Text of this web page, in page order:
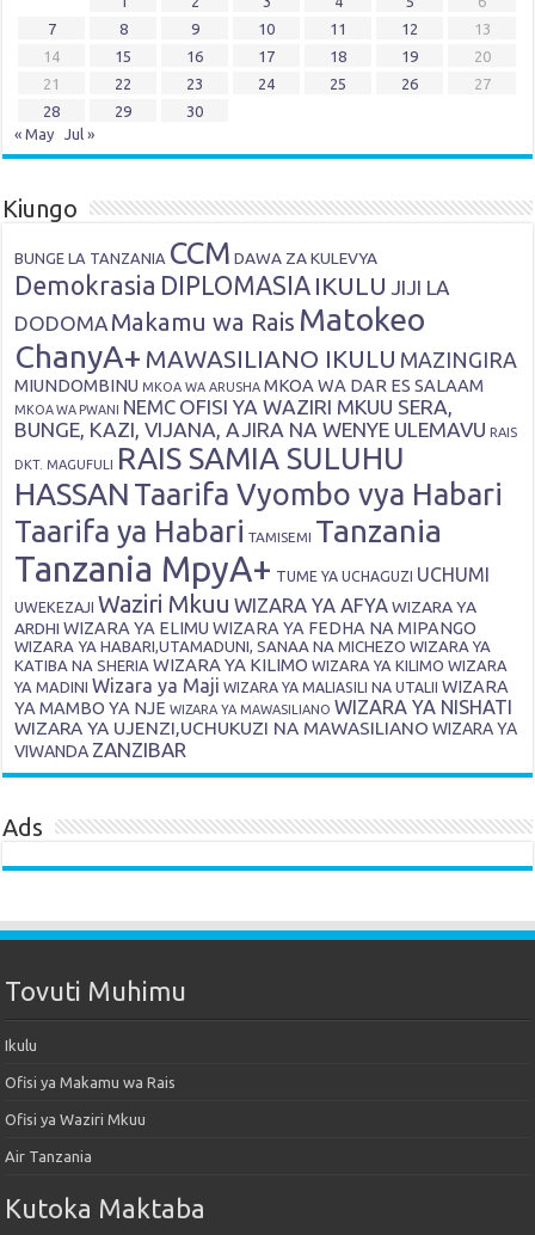
7
8 9 10 11 12
13
14
15 16 17 18 19
20
21
22 23 24 25 26
27
28
29
30
« May
Jul »
Kiungo
BUNGE LA TANZANIA CCM DAWA ZA KULEVYA
Demokrasia DIPLOMASIA IKULU JIJI LA
DODOMA Makamu wa Rais Matokeo
ChanyA+ MAWASILIANO IKULU MAZINGIRA
MIUNDOMBINU MKOA WA ARUSHA MKOA WA DAR ES SALAAM
MKOA WA PWANI NEMC OFISI YA WAZIRI MKUU SERA,
BUNGE, KAZI, VIJANA, AJIRA NA WENYE ULEMAVU RAIS
DKT. MAGUFULI
RAIS SAMIA SULUHU
HASSAN Taarifa Vyombo vya Habari
Taarifa ya Habari TAMISEMI Tanzania
Tanzania MpyA+ TUME YA UCHAGUZI UCHUMI
UWEKEZAJI Waziri Mkuu WIZARA YA AFYA WIZARA YA
ARDHI WIZARA YA ELIMU WIZARA YA FEDHA NA MIPANGO
WIZARA YA HABARI,UTAMADUNI, SANAA NA MICHEZO WIZARA YA
KATIBA NA SHERIA WIZARA YA KILIMO WIZARA YA KILIMO WIZARA
YA MADINI Wizara ya Maji WIZARA YA MALIASILI NA UTALII
WIZARA
YA MAMBO YA NJE WIZARA YA MAWASILIANO WIZARA YA NISHATI
WIZARA YA UJENZI,UCHUKUZI NA MAWASILIANO WIZARA YA
VIWANDA ZANZIBAR
Ads
Tovuti Muhimu
Ikulu
Ofisi ya Makamu wa Rais
Ofisi ya Waziri Mkuu
Air Tanzania
Kutoka Maktaba